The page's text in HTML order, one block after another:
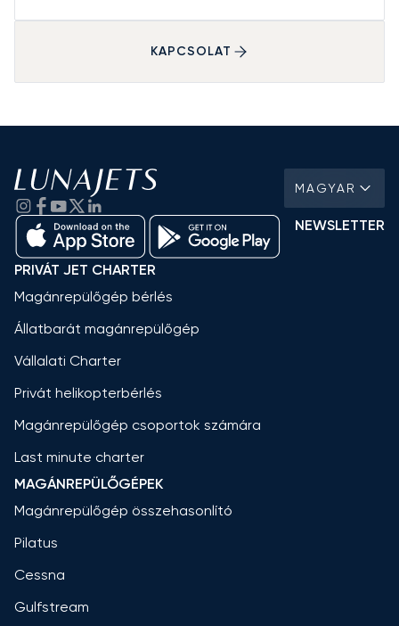
KAPCSOLAT
MAGYAR
NEWSLETTER
PRIVÁT JET CHARTER
Magánrepülőgép bérlés
Állatbarát magánrepülőgép
Vállalati Charter
Privát helikopterbérlés
Magánrepülőgép csoportok számára
Last minute charter
MAGÁNREPÜLŐGÉPEK
Magánrepülőgép összehasonlító
Pilatus
Cessna
Gulfstream